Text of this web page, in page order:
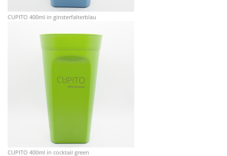
CUPITO 400ml in ginsterfalterblau
CUPITO 400ml in cocktail green